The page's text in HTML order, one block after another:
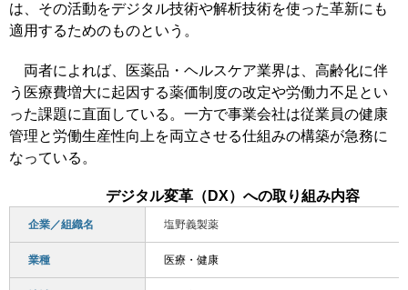
は、その活動をデジタル技術や解析技術を使った革新にも
適用するためのものという。
両者によれば、医薬品・ヘルスケア業界は、高齢化に伴
う医療費増大に起因する薬価制度の改定や労働力不足とい
った課題に直面している。一方で事業会社は従業員の健康
管理と労働生産性向上を両立させる仕組みの構築が急務に
なっている。
デジタル変革（DX）への取り組み内容
企業／組織名 塩野義製薬
業種 医療・健康